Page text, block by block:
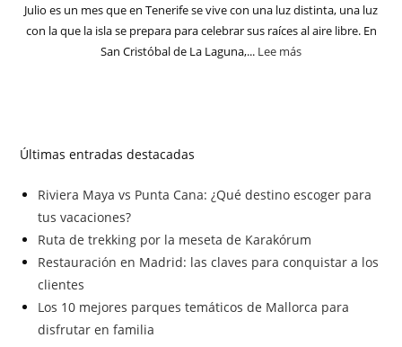
Julio es un mes que en Tenerife se vive con una luz distinta, una luz
con la que la isla se prepara para celebrar sus raíces al aire libre. En
San Cristóbal de La Laguna,... Lee más
Últimas entradas destacadas
Riviera Maya vs Punta Cana: ¿Qué destino escoger para
tus vacaciones?
Ruta de trekking por la meseta de Karakórum
Restauración en Madrid: las claves para conquistar a los
clientes
Los 10 mejores parques temáticos de Mallorca para
disfrutar en familia